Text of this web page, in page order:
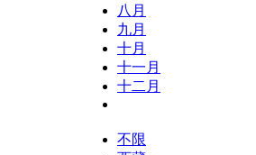
八月
九月
十月
十一月
十二月
不限